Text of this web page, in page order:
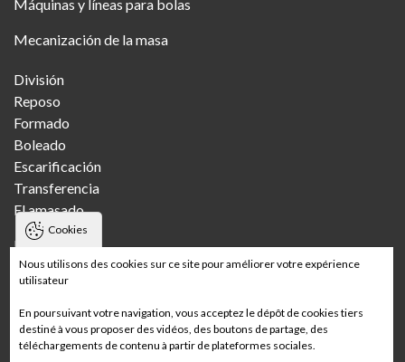
Máquinas y líneas para bolas
Mecanización de la masa
División
Reposo
Formado
Boleado
Escarificación
Transferencia
El amasado
Panaderías
Pandería artesanal
Panadería artesanal con varias tiendas
Panadería industrial
Panadería de supermercado
Cookies
Nous utilisons des cookies sur ce site pour améliorer votre expérience
utilisateur
En poursuivant votre navigation, vous acceptez le dépôt de cookies tiers
destiné à vous proposer des vidéos, des boutons de partage, des
téléchargements de contenu à partir de plateformes sociales.